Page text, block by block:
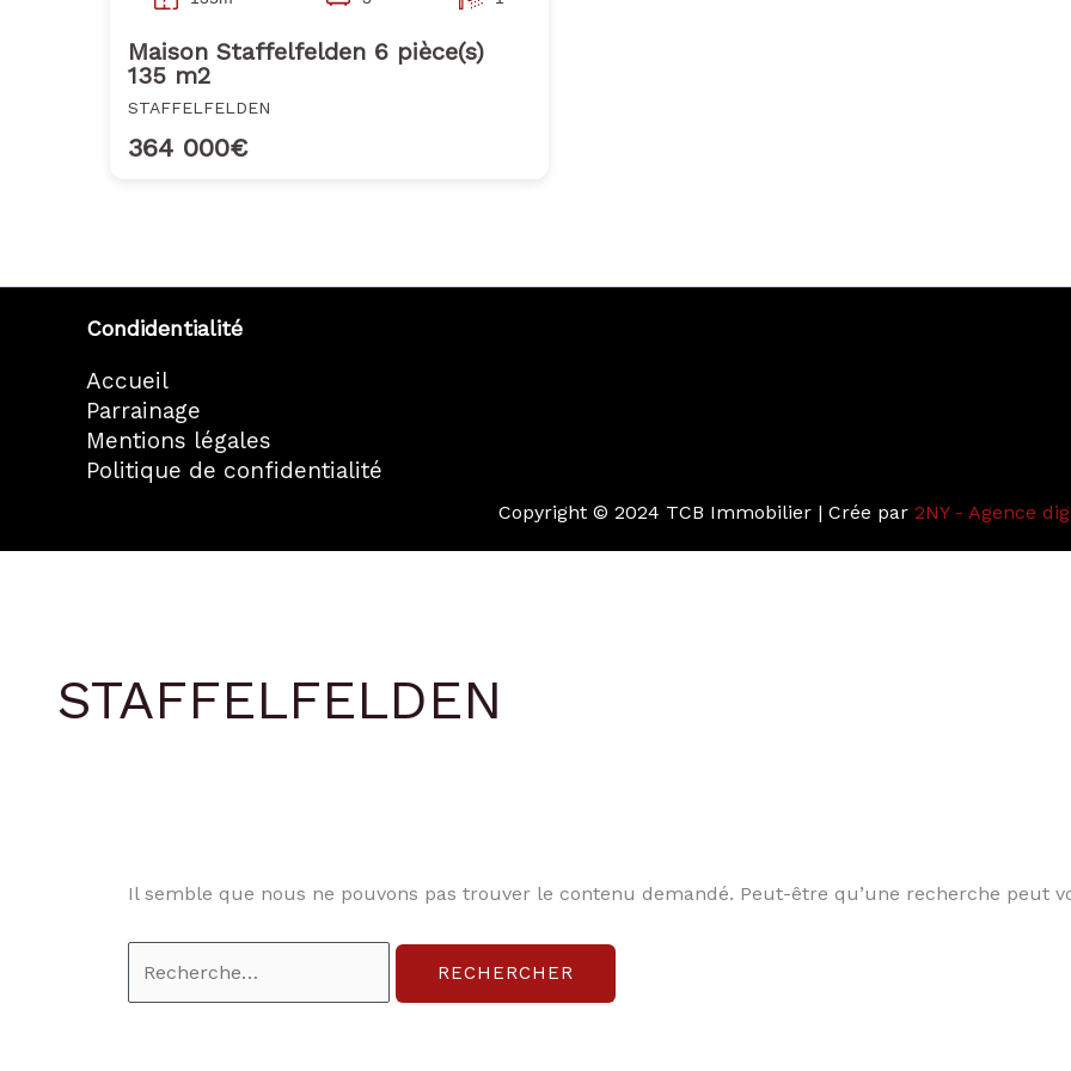
Maison Staffelfelden 6 pièce(s)
135 m2
STAFFELFELDEN
364 000€
Condidentialité
Accueil
Parrainage
Mentions légales
Politique de confidentialité
Copyright © 2024 TCB Immobilier | Crée par 2NY - Agence
STAFFELFELDEN
Il semble que nous ne pouvons pas trouver le contenu demandé. Peut-être qu’une recherche peut